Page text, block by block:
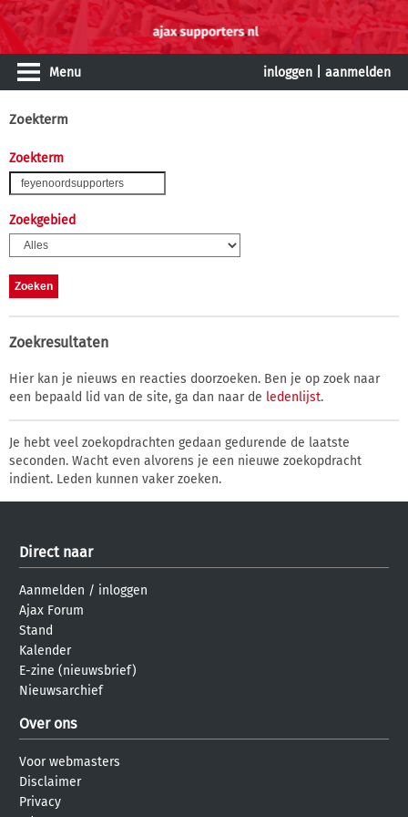
Menu inloggen aanmelden
Zoekterm
Zoekterm
Zoekgebied
Zoekresultaten
Hier kan je nieuws en reacties doorzoeken. Ben je op zoek naar
een bepaald lid van de site, ga dan naar de ledenlijst.
Je hebt veel zoekopdrachten gedaan gedurende de laatste
seconden. Wacht even alvorens je een nieuwe zoekopdracht
indient. Leden kunnen vaker zoeken.
Direct naar
Aanmelden / inloggen
Ajax Forum
Stand
Kalender
E-zine (nieuwsbrief)
Nieuwsarchief
Over ons
Voor webmasters
Disclaimer
Privacy